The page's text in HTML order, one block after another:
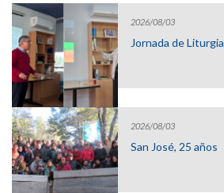
2026/08/03
Jornada de Liturgia
2026/08/03
San José, 25 años